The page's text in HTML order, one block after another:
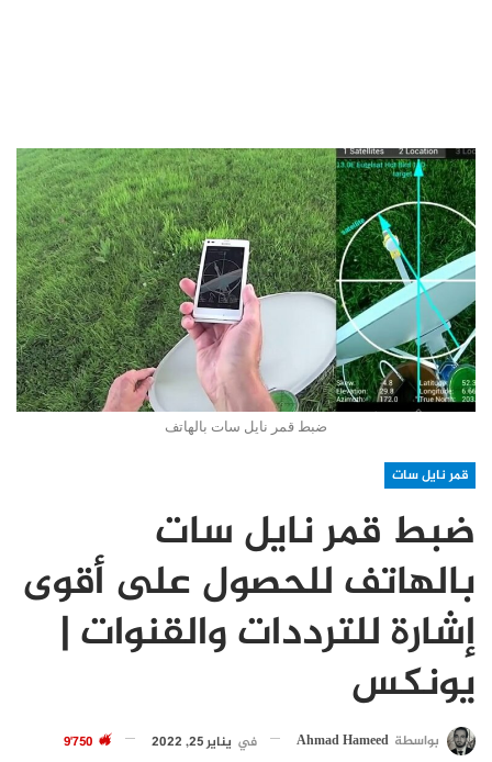
ضبط قمر نايل سات بالهاتف
قمر نايل سات
ضبط قمر نايل سات
بالهاتف للحصول على أقوى
إشارة للترددات والقنوات |
يونكس
بواسطة Ahmad Hameed في يناير 25, 2022